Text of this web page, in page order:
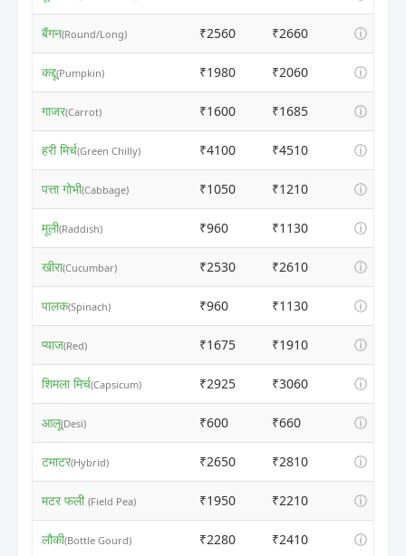
बैंगन(Round/Long) ₹2560 ₹2660 ⓘ
कद्दू(Pumpkin) ₹1980 ₹2060 ⓘ
गाजर(Carrot) ₹1600 ₹1685 ⓘ
हरी मिर्च(Green Chilly) ₹4100 ₹4510 ⓘ
पत्ता गोभी(Cabbage) ₹1050 ₹1210 ⓘ
मूली(Raddish) ₹960 ₹1130 ⓘ
खीरा(Cucumbar) ₹2530 ₹2610 ⓘ
पालक(Spinach) ₹960 ₹1130 ⓘ
प्याज(Red) ₹1675 ₹1910 ⓘ
शिमला मिर्च(Capsicum) ₹2925 ₹3060 ⓘ
आलू(Desi) ₹600 ₹660 ⓘ
टमाटर(Hybrid) ₹2650 ₹2810 ⓘ
मटर फली (Field Pea) ₹1950 ₹2210 ⓘ
लौकी(Bottle Gourd) ₹2280 ₹2410 ⓘ